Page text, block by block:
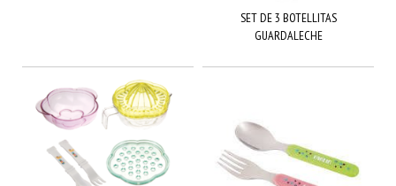
SET DE 3 BOTELLITAS
GUARDALECHE